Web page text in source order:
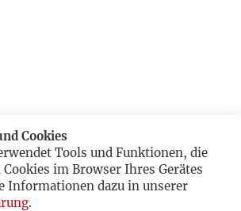
Cookies
Tools und Funktionen, die
im Browser Ihres Gerätes
Informationen dazu in unserer
.